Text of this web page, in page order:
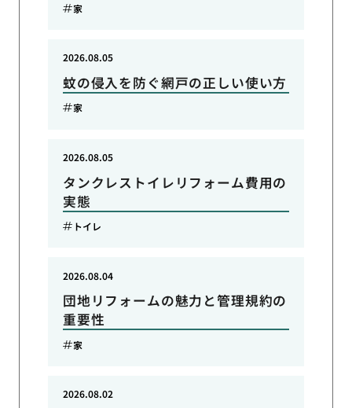
家
蚊の侵入を防ぐ網戸の正しい使い方
2026.08.05
家
タンクレストイレリフォーム費用の
実態
2026.08.05
トイレ
団地リフォームの魅力と管理規約の
重要性
2026.08.04
家
2026.08.02